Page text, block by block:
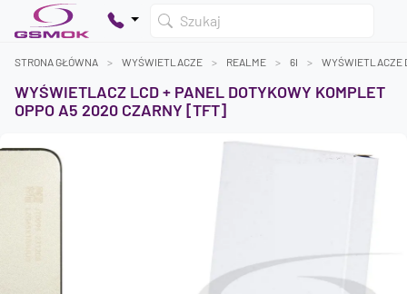
Szukaj
Dodaj produkty, aby kontynuować.
STRONA GŁÓWNA WYŚWIETLACZE REALME 6I WYŚWIETLACZE
WYŚWIETLACZ LCD + PANEL DOTYKOWY KOMPLET
OPPO A5 2020 CZARNY [TFT]